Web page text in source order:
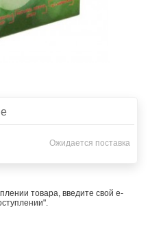
Ожидается поставка
товара, введите свой e-